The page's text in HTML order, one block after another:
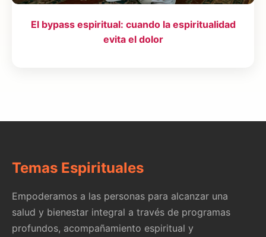
El bypass espiritual: cuando la espiritualidad
evita el dolor
Temas Espirituales
Empoderamos a las personas para alcanzar una
salud y bienestar integral a través de programas
profundos, acompañamiento espiritual y